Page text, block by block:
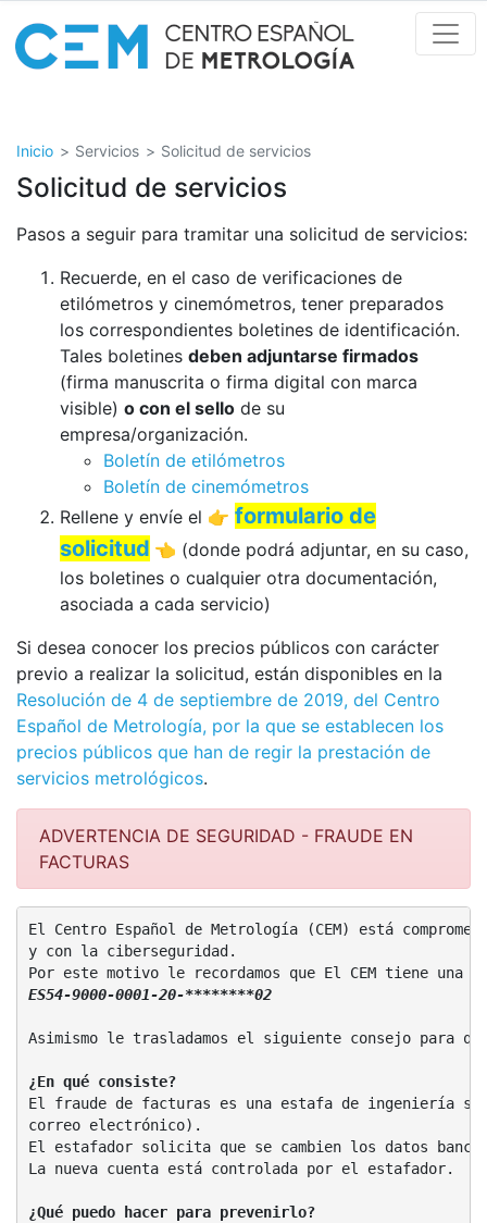
al
contenido
Inicio Servicios Solicitud de servicios
Solicitud de servicios
Pasos a seguir para tramitar una solicitud de servicios:
Recuerde, en el caso de verificaciones de
etilómetros y cinemómetros, tener preparados
los correspondientes boletines de identificación.
Tales boletines deben adjuntarse firmados
(firma manuscrita o firma digital con marca
visible) o con el sello de su
empresa/organización.
Boletín de etilómetros
Boletín de cinemómetros
Rellene y envíe el 👉 formulario de
solicitud 👈 (donde podrá adjuntar, en su caso,
los boletines o cualquier otra documentación,
asociada a cada servicio)
Si desea conocer los precios públicos con carácter
previo a realizar la solicitud, están disponibles en la
Resolución de 4 de septiembre de 2019, del Centro
Español de Metrología, por la que se establecen los
precios públicos que han de regir la prestación de
servicios metrológicos.
ADVERTENCIA DE SEGURIDAD - FRAUDE EN
FACTURAS
El Centro Español de Metrología (CEM) está
y con la ciberseguridad.
Por este motivo le recordamos que El CEM tiene una
ES54-9000-0001-20-********02
Asimismo le trasladamos el siguiente consejo para
¿En qué consiste?
El fraude de facturas es una estafa de ingeniería
correo electrónico).
El estafador solicita que se cambien los datos
La nueva cuenta está controlada por el estafador.
¿Qué puedo hacer para prevenirlo?